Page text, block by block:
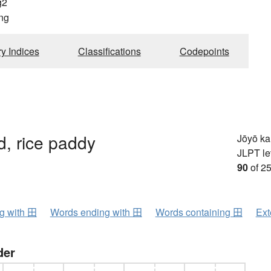
Indices Classifications Codepoints
rice paddy
Jōyō
JLPT
90of
with 田 Words ending with 田 Words containing 田